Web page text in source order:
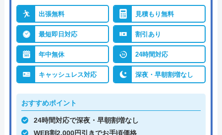
出張無料 見積もり無料
最短即日対応 割引あり
年中無休 24時間対応
キャッシュレス対応 深夜・早朝割増なし
おすすめポイント
24時間対応で深夜・早朝割増なし
WEB割2,000円引きでお手頃価格